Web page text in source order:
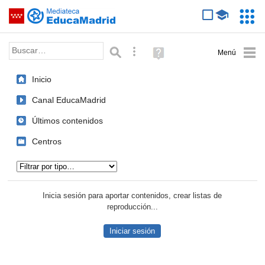
Saltar navegación
Palabra o frase: Búsqueda avanzada
Ayuda
(en
Inicio
Canal EducaMadrid
Últimos contenidos
Centros
Inicia sesión para aportar contenidos, crear listas de
reproducción...
Iniciar sesión